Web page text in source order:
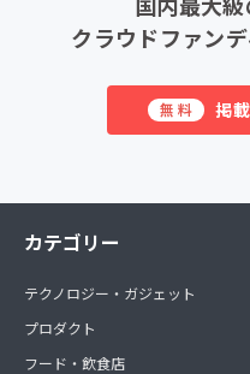
クラウドファン
無料 掲
カテゴリー
テクノロジー・ガジェット
プロダクト
フード・飲食店